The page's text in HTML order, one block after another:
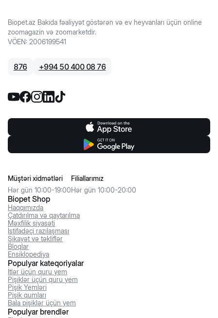
Biopet.az Bakıda fəaliyyət göstərən və ev heyvanları üçün online
zoomagazin və zoomarketdir.
VÖEN: 2006199541
876 +994 50 400 08 76
Biopet Shop
Haqqımızda
Çatdırılma və qaytarılma
Məxfilik siyasəti
İstifadəçi razılaşması
Şikayət və təkliflər
Bloqlar
Ensiklopediya
Müştəri xidmətləri
Hər gün 10:00-19:00
Filiallarımız
Hər gün 10:00-20:00
Populyar kateqoriyalar
İtlər üçün quru yem
Pişiklər üçün quru yem
Pişik Yemləri
Pişik qumları
Bala pişiklər üçün yem
Populyar brendlər